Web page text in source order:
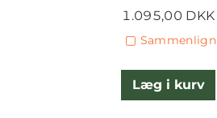
1.095,00 DKK
Sammenlign
Læg i kurv